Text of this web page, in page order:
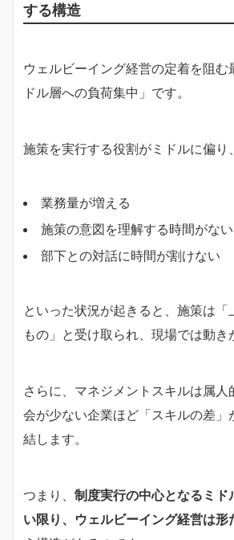
する構造
ウェルビーイング経営の定着を阻む
ドル層への負荷集中」です。
施策を実行する役割がミドルに偏り、
業務量が増える
施策の意図を理解する時間がない
部下との対話に時間が割けない
といった状況が起きると、施策は「
もの」と受け取られ、現場では動き
さらに、マネジメントスキルは属人
会が少ない企業ほど「スキルの差」
結します。
つまり、 制度実行の中心となるミド
い限り、ウェルビーイング経営は形